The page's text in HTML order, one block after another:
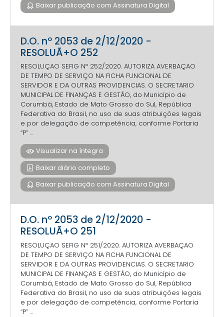
Baixar publicação com Assinatura Digital
D.O. nº 2053 de 2/12/2020 -
RESOLUÃ+O 252
RESOLUÇAO SEFIG Nº 252/2020. AUTORIZA AVERBAÇAO
DE TEMPO DE SERVIÇO NA FICHA FUNCIONAL DE
SERVIDOR E DA OUTRAS PROVIDENCIAS. O SECRETARIO
MUNICIPAL DE FINANÇAS E GESTÃO, do Município de
Corumbá, Estado de Mato Grosso do Sul, República
Federativa do Brasil, no uso de suas atribuições legais
e por delegação de competência, conforme Portaria
“P” ...
Visualizar na íntegra
Baixar diário completo
Baixar publicação com Assinatura Digital
D.O. nº 2053 de 2/12/2020 -
RESOLUÃ+O 251
RESOLUÇAO SEFIG Nº 251/2020. AUTORIZA AVERBAÇAO
DE TEMPO DE SERVIÇO NA FICHA FUNCIONAL DE
SERVIDOR E DA OUTRAS PROVIDENCIAS. O SECRETARIO
MUNICIPAL DE FINANÇAS E GESTÃO, do Município de
Corumbá, Estado de Mato Grosso do Sul, República
Federativa do Brasil, no uso de suas atribuições legais
e por delegação de competência, conforme Portaria
“P” ...